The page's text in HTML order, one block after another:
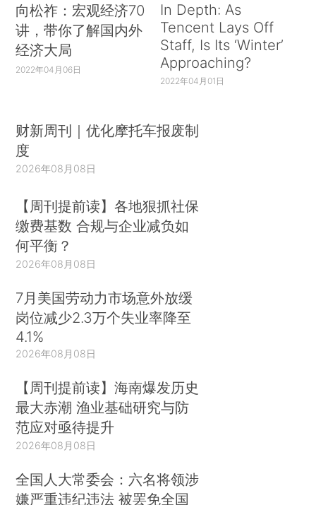
向松祚：宏观经济70
讲，带你了解国内外
经济大局
2022年04月06日
In Depth: As
Tencent Lays Off
Staff, Is Its ‘Winter’
Approaching?
2022年04月01日
财新周刊｜优化摩托车报废制
度
2026年08月08日
【周刊提前读】各地狠抓社保
缴费基数 合规与企业减负如
何平衡？
2026年08月08日
7月美国劳动力市场意外放缓
岗位减少2.3万个失业率降至
4.1%
2026年08月08日
【周刊提前读】海南爆发历史
最大赤潮 渔业基础研究与防
范应对亟待提升
2026年08月08日
全国人大常委会：六名将领涉
嫌严重违纪违法 被罢免全国